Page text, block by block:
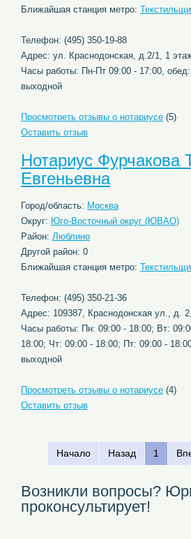
Ближайшая станция метро:
Телефон: (495) 350-19-88
Адрес: ул. Краснодонская, д.2/1, 1
Часы работы: Пн-Пт 09:00 - 17:00,
выходной
Просмотреть отзывы о нотариусе (5)
Оставить отзыв
Нотариус Фурчакова
Евгеньевна
Город/область: Москва
Округ: Юго-Восточный округ (ЮВАО)
Район: Люблино
Другой район: 0
Ближайшая станция метро:
Телефон: (495) 350-21-36
Адрес: 109387, Краснодонская ул., д.
Часы работы: Пн: 09:00 - 18:00; Вт:
18:00; Чт: 09:00 - 18:00; Пт: 09:00 -
выходной
Просмотреть отзывы о нотариусе (4)
Оставить отзыв
Начало Назад 1
Возникли вопросы?
проконсультирует!